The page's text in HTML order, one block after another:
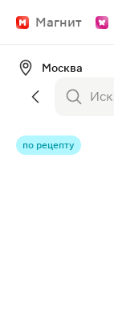
Магнит
Москва
по рецепту